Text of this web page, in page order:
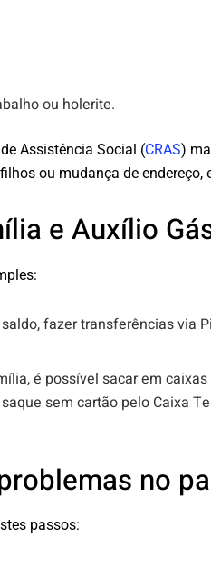
ou holerite.
Assistência Social (CRAS)
ou mudança de endereço,
e Auxílio
fazer transferências via
é possível sacar em
sem cartão pelo Caixa
no
passos: